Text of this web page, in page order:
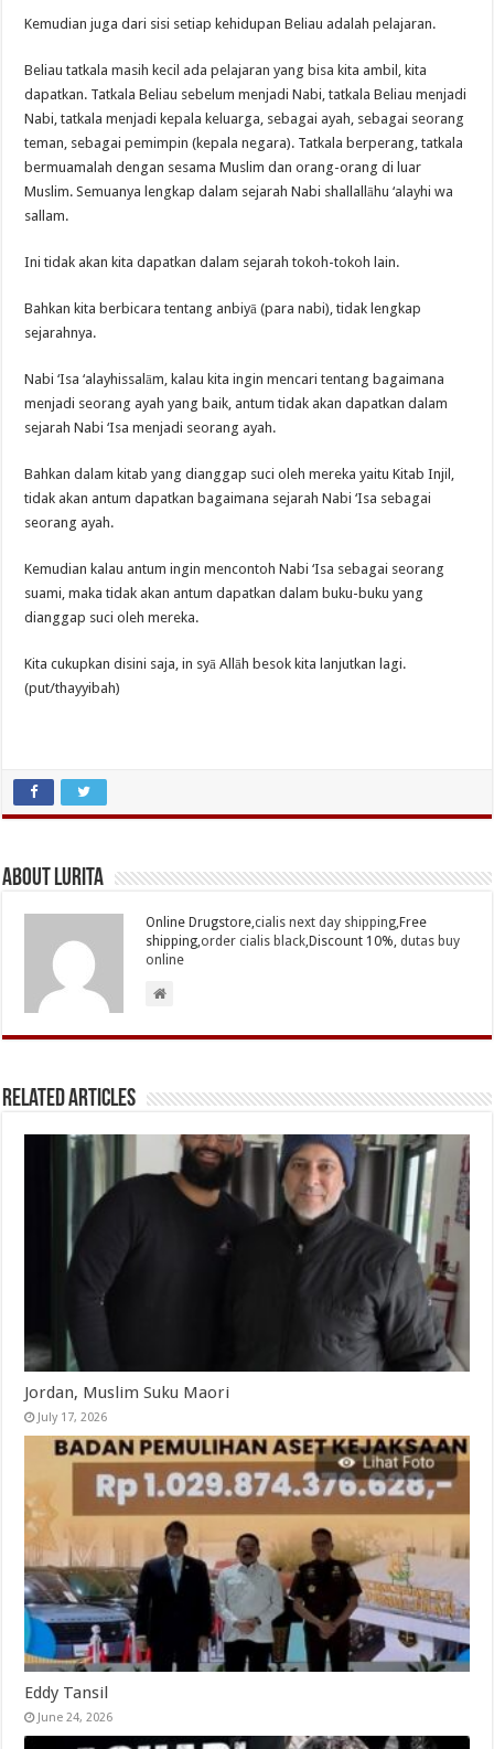
Kemudian juga dari sisi setiap kehidupan Beliau adalah pelajaran.
Beliau tatkala masih kecil ada pelajaran yang bisa kita ambil, kita
dapatkan. Tatkala Beliau sebelum menjadi Nabi, tatkala Beliau menjadi
Nabi, tatkala menjadi kepala keluarga, sebagai ayah, sebagai seorang
teman, sebagai pemimpin (kepala negara). Tatkala berperang, tatkala
bermuamalah dengan sesama Muslim dan orang-orang di luar
Muslim. Semuanya lengkap dalam sejarah Nabi shallallāhu ‘alayhi wa
sallam.
Ini tidak akan kita dapatkan dalam sejarah tokoh-tokoh lain.
Bahkan kita berbicara tentang anbiyā (para nabi), tidak lengkap
sejarahnya.
Nabi ‘Isa ‘alayhissalām, kalau kita ingin mencari tentang bagaimana
menjadi seorang ayah yang baik, antum tidak akan dapatkan dalam
sejarah Nabi ‘Isa menjadi seorang ayah.
Bahkan dalam kitab yang dianggap suci oleh mereka yaitu Kitab Injil,
tidak akan antum dapatkan bagaimana sejarah Nabi ‘Isa sebagai
seorang ayah.
Kemudian kalau antum ingin mencontoh Nabi ‘Isa sebagai seorang
suami, maka tidak akan antum dapatkan dalam buku-buku yang
dianggap suci oleh mereka.
Kita cukupkan disini saja, in syā Allāh besok kita lanjutkan lagi.
(put/thayyibah)
About Lurita
Online Drugstore,cialis next day shipping,Free
shipping,order cialis black,Discount 10%,dutas buy
online
Related Articles
Jordan, Muslim Suku Maori
July 17, 2026
Eddy Tansil
June 24, 2026